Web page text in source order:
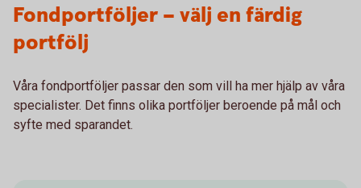
Fondportföljer – välj en färdig
portfölj
Våra fondportföljer passar den som vill ha mer hjälp av våra
specialister. Det finns olika portföljer beroende på mål och
syfte med sparandet.